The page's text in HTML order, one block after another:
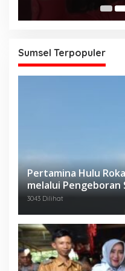
Sumsel Terpopuler
Pertamina Hulu
melalui Pengeboran
Anggrek Violet
3043 Dilihat